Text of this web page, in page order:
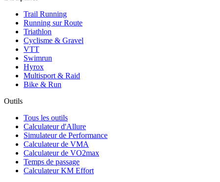
Trail Running
Running sur Route
Triathlon
Cyclisme & Gravel
VTT
Swimrun
Hyrox
Multisport & Raid
Bike & Run
Outils
Tous les outils
Calculateur d'Allure
Simulateur de Performance
Calculateur de VMA
Calculateur de VO2max
Temps de passage
Calculateur KM Effort